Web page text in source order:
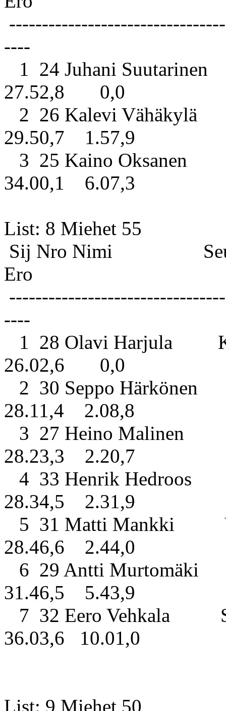
----
1 24 Juhani
27.52,8 0,0
2 26 Kalevi Vähäkylä
29.50,7 1.57,9
3 25 Kaino
34.00,1 6.07,3
List: 8
Sij Nro Nimi
Ero
----
1 28 Olavi Harjula
26.02,6 0,0
2 30 Seppo
28.11,4 2.08,8
3 27 Heino Malinen
28.23,3 2.20,7
4 33 Henrik
28.34,5 2.31,9
5 31 Matti Mankki
28.46,6 2.44,0
6 29 Antti
31.46,5 5.43,9
7 32 Eero Vehkala
36.03,6 10.01,0
List: 9